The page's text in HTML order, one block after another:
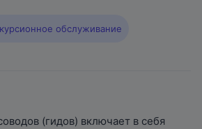
обслуживание
(гидов) включает в себя